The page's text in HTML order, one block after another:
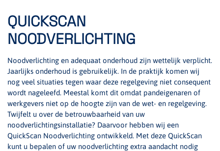
QUICKSCAN
NOODVERLICHTING
Noodverlichting en adequaat onderhoud zijn wettelijk verplicht.
Jaarlijks onderhoud is gebruikelijk. In de praktijk komen wij
nog veel situaties tegen waar deze regelgeving niet consequent
wordt nageleefd. Meestal komt dit omdat pandeigenaren of
werkgevers niet op de hoogte zijn van de wet- en regelgeving.
Twijfelt u over de betrouwbaarheid van uw
noodverlichtingsinstallatie? Daarvoor hebben wij een
QuickScan Noodverlichting ontwikkeld. Met deze QuickScan
kunt u bepalen of uw noodverlichting extra aandacht nodig